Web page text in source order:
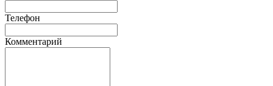
Телефон
Комментарий